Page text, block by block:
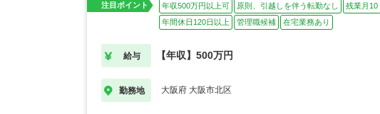
注目ポイント 年収500万円以上可 原則、引越しを伴う転勤なし 残業月10
年間休日120日以上
管理職候補 在宅業務あり
給与 【年収】500万円
勤務地 大阪府 大阪市北区